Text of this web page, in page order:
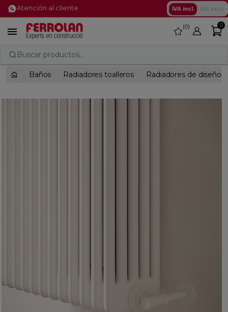
Atención al cliente IVA incl.
 favorite
0 0
Buscar productos...
Baños Radiadores toalleros Radiadores de diseño